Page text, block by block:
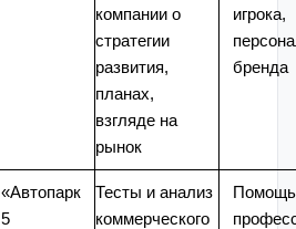
компании о
стратегии
развития,
планах,
взгляде на
рынок
игрока,
бренда
«Автопарк
5
Тесты и анализ
коммерческого
Помощь